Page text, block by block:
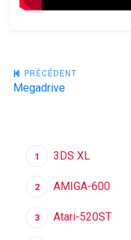
Navigation
PRÉCÉDENT
Megadrive
1 3DS XL
2 AMIGA-600
3 Atari-520ST